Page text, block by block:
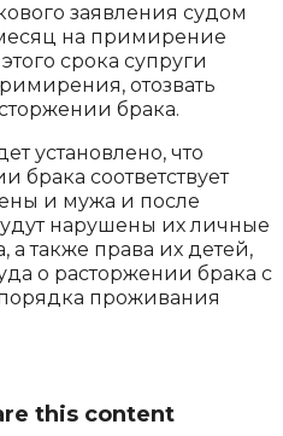
заявления судом
на примирение
срока супруги
отозвать
брака.
установлено, что
брака соответствует
и мужа и после
нарушены их личные
также права их детей,
о расторжении брака с
проживания
this content